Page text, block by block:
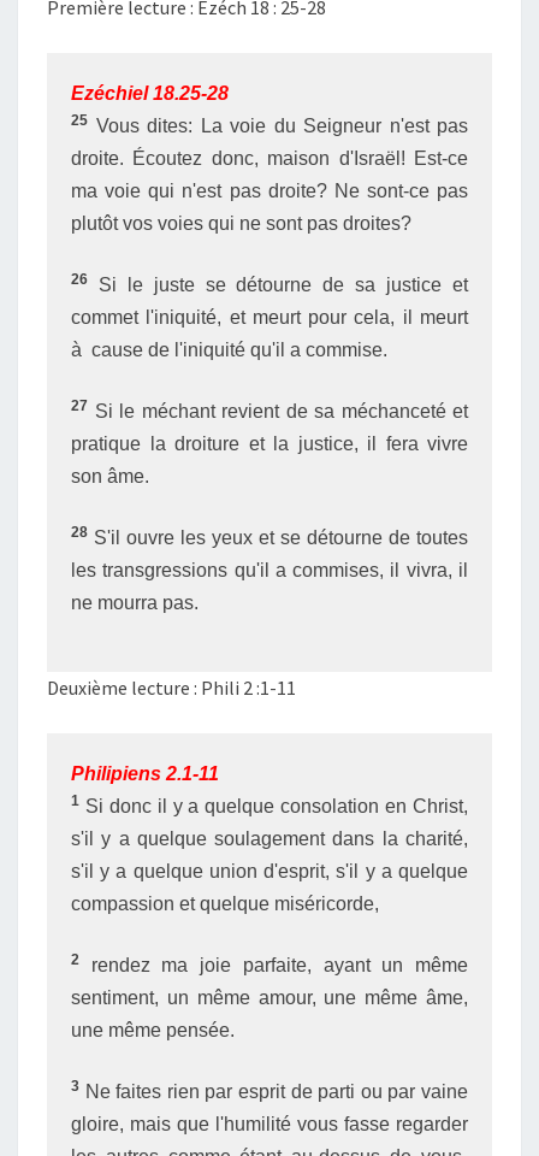
Première lecture : Ezéch 18 : 25-28
Ezéchiel 18.25-28
25 Vous dites: La voie du Seigneur n'est pas
droite. Écoutez donc, maison d'Israël! Est-ce
ma voie qui n'est pas droite? Ne sont-ce pas
plutôt vos voies qui ne sont pas droites?
26
Si le juste se détourne de sa justice et
commet l'iniquité, et meurt pour cela, il meurt
à cause de l'iniquité qu'il a commise.
27 Si le méchant revient de sa méchanceté et
pratique la droiture et la justice, il fera vivre
son âme.
28 S'il ouvre les yeux et se détourne de toutes
les transgressions qu'il a commises, il vivra, il
ne mourra pas.
Deuxième lecture : Phili 2 :1-11
Philipiens 2.1-11
1 Si donc il y a quelque consolation en Christ,
s'il y a quelque soulagement dans la charité,
s'il y a quelque union d'esprit, s'il y a quelque
compassion et quelque miséricorde,
2
rendez ma joie parfaite, ayant un même
sentiment, un même amour, une même âme,
une même pensée.
3 Ne faites rien par esprit de parti ou par vaine
gloire, mais que l'humilité vous fasse regarder